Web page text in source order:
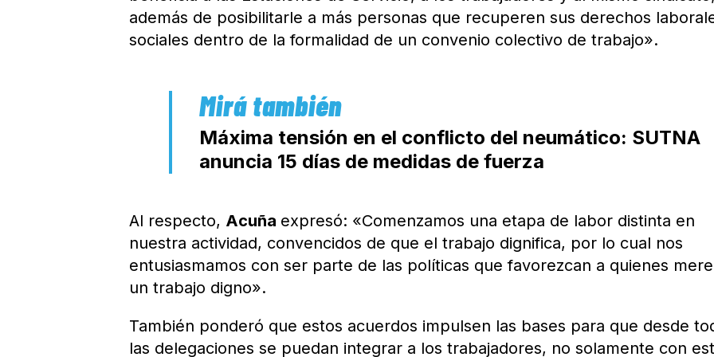
además de posibilitarle a más personas que recuperen sus derechos
sociales dentro de la formalidad de un convenio colectivo de trabajo».
Máxima tensión en el conflicto del neumático: SUTNA
anuncia 15 días de medidas de fuerza
Al respecto, Acuña expresó: «Comenzamos una etapa de labor distinta en
nuestra actividad, convencidos de que el trabajo dignifica, por lo cual nos
entusiasmamos con ser parte de las políticas que favorezcan a quienes
un trabajo digno».
También ponderó que estos acuerdos impulsen las bases para que desde
las delegaciones se puedan integrar a los trabajadores, no solamente con